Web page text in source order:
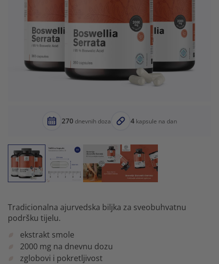
270 dnevnih doza 4 kapsule na dan
Tradicionalna ajurvedska biljka za sveobuhvatnu
podršku tijelu.
ekstrakt smole
2000 mg na dnevnu dozu
zglobovi i pokretljivost